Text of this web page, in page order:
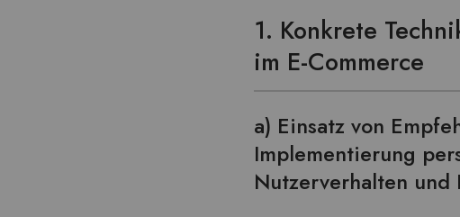
1. Konkrete
im E-Commerce
a) Einsatz von
Implementierung
Nutzerverhalten und